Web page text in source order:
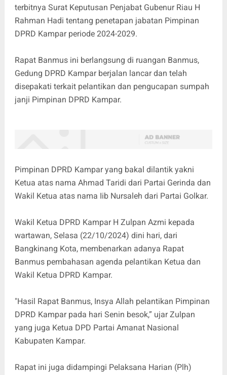
terbitnya Surat Keputusan Penjabat Gubenur Riau H
Rahman Hadi tentang penetapan jabatan Pimpinan
DPRD Kampar periode 2024-2029.
Rapat Banmus ini berlangsung di ruangan Banmus,
Gedung DPRD Kampar berjalan lancar dan telah
disepakati terkait pelantikan dan pengucapan sumpah
janji Pimpinan DPRD Kampar.
Pimpinan DPRD Kampar yang bakal dilantik yakni
Ketua atas nama Ahmad Taridi dari Partai Gerinda dan
Wakil Ketua atas nama Iib Nursaleh dari Partai Golkar.
Wakil Ketua DPRD Kampar H Zulpan Azmi kepada
wartawan, Selasa (22/10/2024) dini hari, dari
Bangkinang Kota, membenarkan adanya Rapat
Banmus pembahasan agenda pelantikan Ketua dan
Wakil Ketua DPRD Kampar.
"Hasil Rapat Banmus, Insya Allah pelantikan Pimpinan
DPRD Kampar pada hari Senin besok,” ujar Zulpan
yang juga Ketua DPD Partai Amanat Nasional
Kabupaten Kampar.
Rapat ini juga didampingi Pelaksana Harian (Plh)